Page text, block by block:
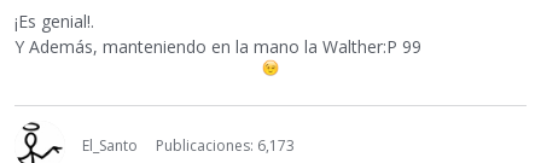
¡Es genial!.
Y Además, manteniendo en la mano la Walther:P 99
El_Santo
Publicaciones: 6,173